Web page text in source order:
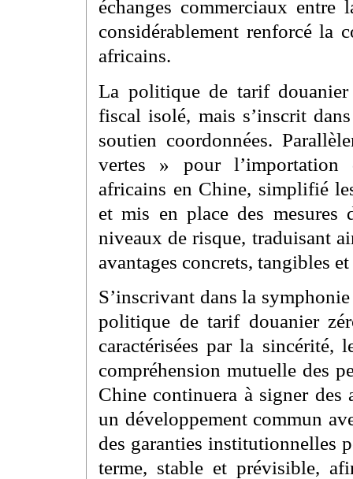
échanges commerciaux
considérablement renforcé la
africains.
La politique de tarif douanier
fiscal isolé, mais s’inscrit
soutien coordonnées.
vertes » pour l’importation
africains en Chine, simplifié
et mis en place des
niveaux de risque, traduisant
avantages concrets, tangibles
S’inscrivant dans la
politique de tarif douanier
caractérisées par la sincérité,
compréhension mutuelle des
Chine continuera à signer des
un développement commun
des garanties institutionnelles
terme, stable et prévisible,